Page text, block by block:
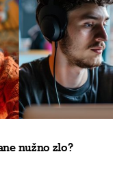
nužno zlo?